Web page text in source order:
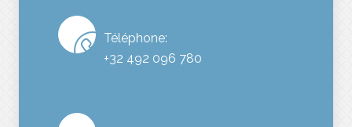
Téléphone:
+32 492 096 780